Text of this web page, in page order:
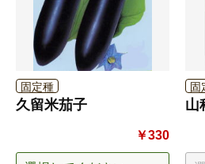
固定種
久留米茄子
￥330
固
山